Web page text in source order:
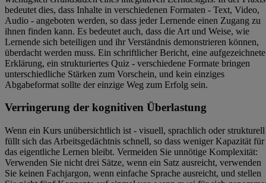
bedeutet dies, dass Inhalte in verschiedenen Formaten - Text, Video,
Audio - angeboten werden, so dass jeder Lernende einen Zugang zu
ihnen finden kann. Es bedeutet auch, dass die Art und Weise, wie
Lernende sich beteiligen und ihr Verständnis demonstrieren können,
überdacht werden muss. Ein schriftlicher Bericht, eine aufgezeichnete
Erklärung, ein strukturiertes Quiz - verschiedene Formate bringen
unterschiedliche Stärken zum Vorschein, und kein einziges
Abgabeformat sollte der einzige Weg zum Erfolg sein.
Verringerung der kognitiven Überlastung
Wenn ein Kurs unübersichtlich ist - visuell, sprachlich oder
füllt sich das Arbeitsgedächtnis schnell, so dass weniger Kapazität für
das eigentliche Lernen bleibt. Vermeiden Sie unnötige Komplexität:
Verwenden Sie nicht drei Sätze, wenn ein Satz ausreicht, verwenden
Sie keinen Fachjargon, wenn einfache Sprache ausreicht, und stellen